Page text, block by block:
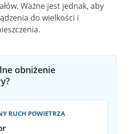
Ważne jest jednak, aby
do wielkości i
obniżenie
RUCH POWIETRZA